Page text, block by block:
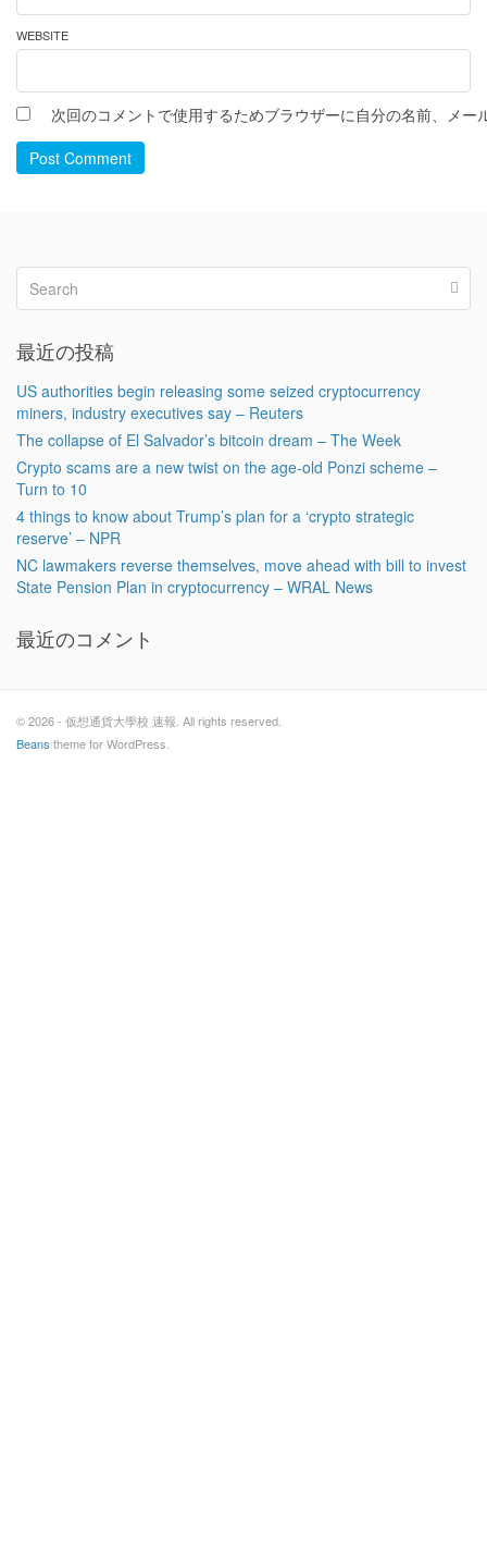
WEBSITE
次回のコメントで使用するためブラウザーに自分の名前、メー
Post Comment
最近の投稿
US authorities begin releasing some seized cryptocurrency
miners, industry executives say – Reuters
The collapse of El Salvador’s bitcoin dream – The Week
Crypto scams are a new twist on the age-old Ponzi scheme –
Turn to 10
4 things to know about Trump’s plan for a ‘crypto strategic
reserve’ – NPR
NC lawmakers reverse themselves, move ahead with bill to invest
State Pension Plan in cryptocurrency – WRAL News
最近のコメント
© 2026 - 仮想通貨大學校 速報. All rights reserved.
Beans theme for WordPress.